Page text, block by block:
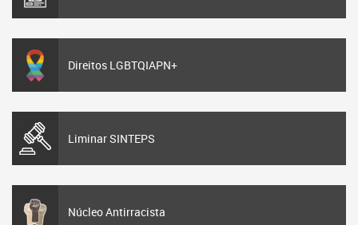
Direitos LGBTQIAPN+
Liminar SINTEPS
Núcleo Antirracista